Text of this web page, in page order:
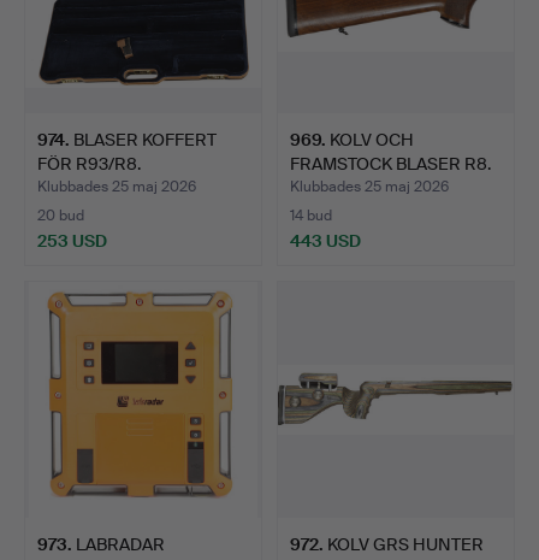
974. BLASER KOFFERT
FÖR R93/R8.
Klubbades 25 maj 2026
20 bud
253 USD
969. KOLV OCH
FRAMSTOCK BLASER R8.
Klubbades 25 maj 2026
14 bud
443 USD
973. LABRADAR
972. KOLV GRS HUNTER